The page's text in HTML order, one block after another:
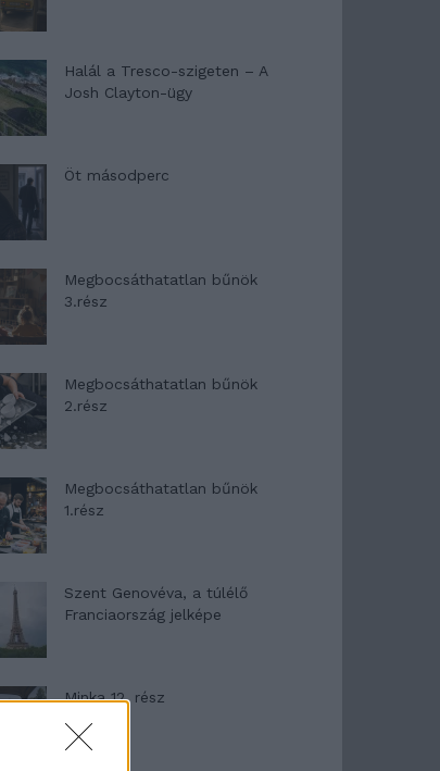
Halál a Tresco-szigeten – A
Josh Clayton-ügy
Öt másodperc
Megbocsáthatatlan bűnök
3.rész
Megbocsáthatatlan bűnök
2.rész
Megbocsáthatatlan bűnök
1.rész
Szent Genovéva, a túlélő
Franciaország jelképe
Minka 12. rész